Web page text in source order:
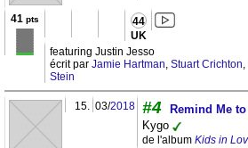
41 pts 44
UK
featuring Justin Jesso
écrit par Jamie Hartman, Stuart Crichton
Stein
15. 03/2018 #4
Remind Me
Kygo
de l'album Kids in